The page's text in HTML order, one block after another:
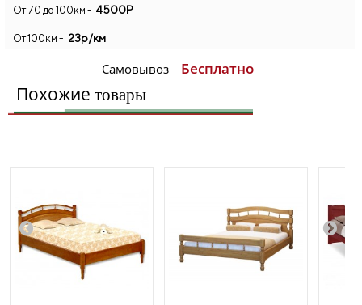
От 70 до 100км - 4500Р
От 100км - 23р/км
Самовывоз Бесплатно
Похожие товары